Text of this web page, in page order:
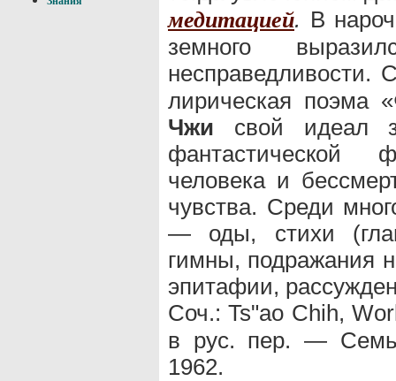
медитацией. В
земного
несправедливости.
лирическая поэма
Чжи свой идеал
человека и
чувства. Среди
— оды, стихи
гимны, подражания
эпитафии,
Соч.: Ts"ao Chih,
в рус. пер. — Семь
1962.